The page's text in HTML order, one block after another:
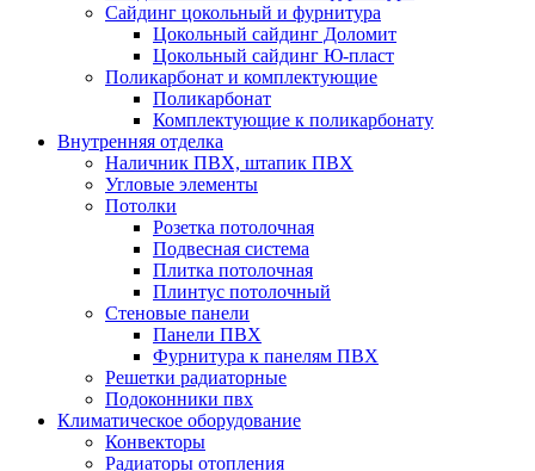
Сайдинг цокольный и фурнитура
Цокольный сайдинг Доломит
Цокольный сайдинг Ю-пласт
Поликарбонат и комплектующие
Поликарбонат
Комплектующие к поликарбонату
Внутренняя отделка
Наличник ПВХ, штапик ПВХ
Угловые элементы
Потолки
Розетка потолочная
Подвесная система
Плитка потолочная
Плинтус потолочный
Стеновые панели
Панели ПВХ
Фурнитура к панелям ПВХ
Решетки радиаторные
Подоконники пвх
Климатическое оборудование
Конвекторы
Радиаторы отопления